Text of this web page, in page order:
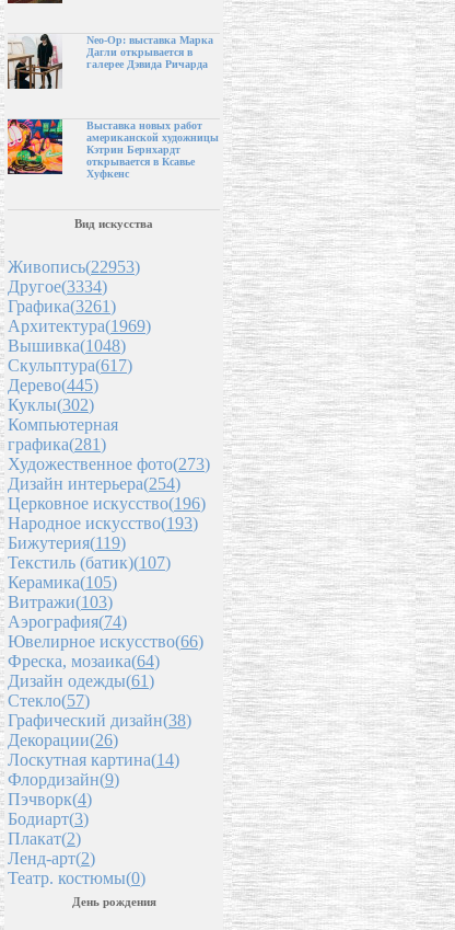
Neo-Op: выставка Марка
Дагли открывается в
галерее Дэвида Ричарда
Выставка новых работ
американской художницы
Кэтрин Бернхардт
открывается в Ксавье
Хуфкенс
Вид искусства
Живопись(22953)
Другое(3334)
Графика(3261)
Архитектура(1969)
Вышивка(1048)
Скульптура(617)
Дерево(445)
Куклы(302)
Компьютерная
графика(281)
Художественное фото(273)
Дизайн интерьера(254)
Церковное искусство(196)
Народное искусство(193)
Бижутерия(119)
Текстиль (батик)(107)
Керамика(105)
Витражи(103)
Аэрография(74)
Ювелирное искусство(66)
Фреска, мозаика(64)
Дизайн одежды(61)
Стекло(57)
Графический дизайн(38)
Декорации(26)
Лоскутная картина(14)
Флордизайн(9)
Пэчворк(4)
Бодиарт(3)
Плакат(2)
Ленд-арт(2)
Театр. костюмы(0)
День рождения